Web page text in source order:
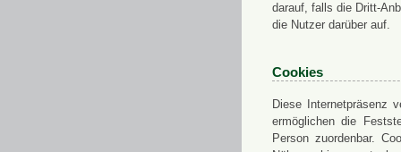
darauf, falls die Dritt-
die Nutzer darüber auf.
Cookies
Diese Internetpräsenz
ermöglichen die
Person zuordenbar.